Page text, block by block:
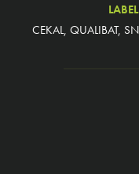
CEKAL, QUALIBAT,